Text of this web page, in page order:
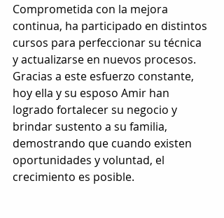
Comprometida con la mejora
continua, ha participado en distintos
cursos para perfeccionar su técnica
y actualizarse en nuevos procesos.
Gracias a este esfuerzo constante,
hoy ella y su esposo Amir han
logrado fortalecer su negocio y
brindar sustento a su familia,
demostrando que cuando existen
oportunidades y voluntad, el
crecimiento es posible.